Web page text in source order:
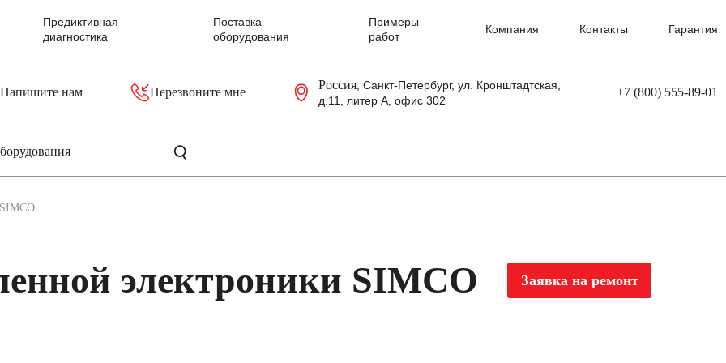
Предиктивная
диагностика
Поставка
оборудования
Примеры
работ
Компания Контакты Гарантия
Напишите нам Перезвоните мне
Россия, Санкт-Петербург, ул. Кронштадтская,
д.11, литер А, офис 302
+7 (800) 555-89-01
SIMCO
электроники SIMCO Заявка на ремонт